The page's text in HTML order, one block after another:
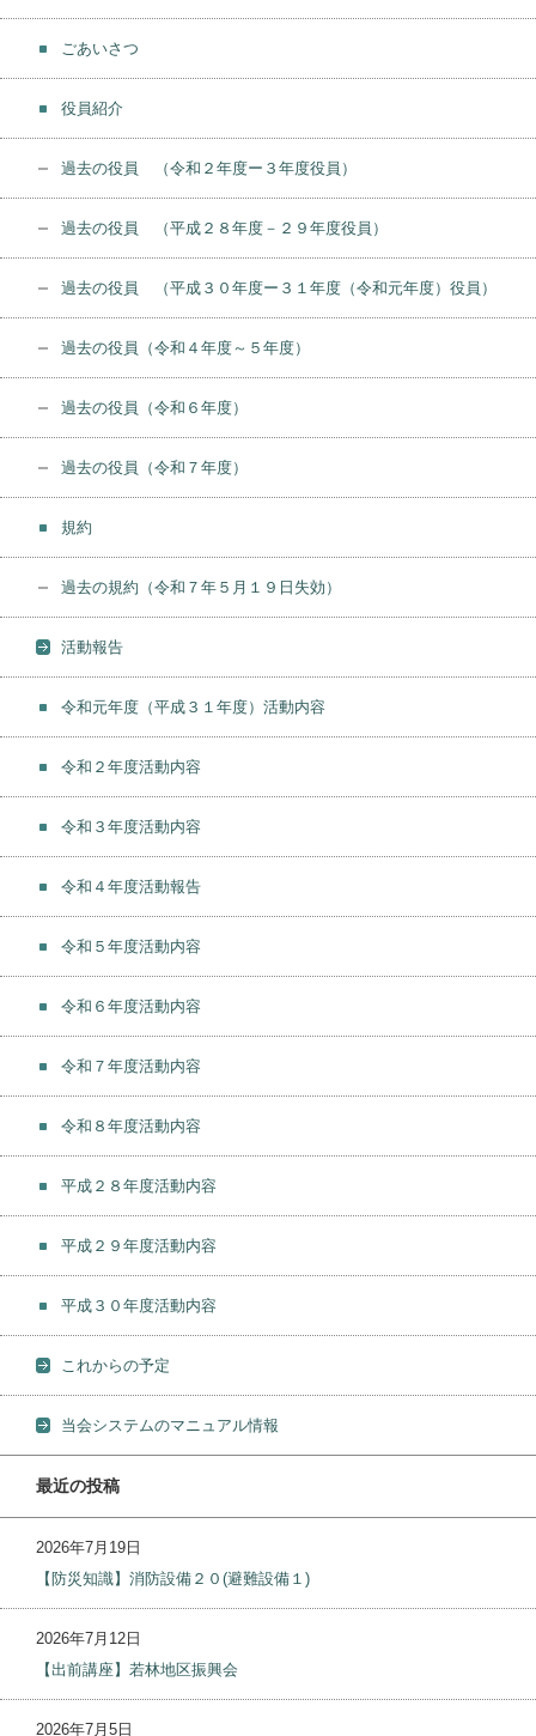
ごあいさつ
役員紹介
過去の役員 （令和２年度ー３年度役員）
過去の役員 （平成２８年度－２９年度役員）
過去の役員 （平成３０年度ー３１年度（令和元年度）役員）
過去の役員（令和４年度～５年度）
過去の役員（令和６年度）
過去の役員（令和７年度）
規約
過去の規約（令和７年５月１９日失効）
活動報告
令和元年度（平成３１年度）活動内容
令和２年度活動内容
令和３年度活動内容
令和４年度活動報告
令和５年度活動内容
令和６年度活動内容
令和７年度活動内容
令和８年度活動内容
平成２８年度活動内容
平成２９年度活動内容
平成３０年度活動内容
これからの予定
当会システムのマニュアル情報
最近の投稿
2026年7月19日
【防災知識】消防設備２０(避難設備１)
2026年7月12日
【出前講座】若林地区振興会
2026年7月5日